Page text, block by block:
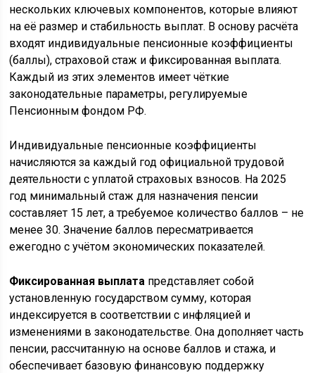
нескольких ключевых компонентов, которые влияют
на её размер и стабильность выплат. В основу расчёта
входят индивидуальные пенсионные коэффициенты
(баллы), страховой стаж и фиксированная выплата.
Каждый из этих элементов имеет чёткие
законодательные параметры, регулируемые
Пенсионным фондом РФ.
Индивидуальные пенсионные коэффициенты
начисляются за каждый год официальной трудовой
деятельности с уплатой страховых взносов. На 2025
год минимальный стаж для назначения пенсии
составляет 15 лет, а требуемое количество баллов – не
менее 30. Значение баллов пересматривается
ежегодно с учётом экономических показателей.
Фиксированная выплата представляет собой
установленную государством сумму, которая
индексируется в соответствии с инфляцией и
изменениями в законодательстве. Она дополняет часть
пенсии, рассчитанную на основе баллов и стажа, и
обеспечивает базовую финансовую поддержку